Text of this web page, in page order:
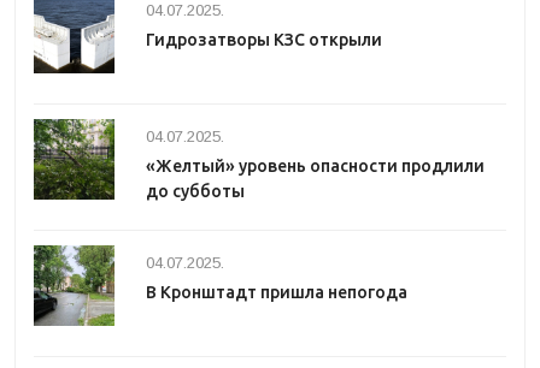
04.07.2025.
Гидрозатворы КЗС открыли
04.07.2025.
«Желтый» уровень опасности продлили
до субботы
04.07.2025.
В Кронштадт пришла непогода